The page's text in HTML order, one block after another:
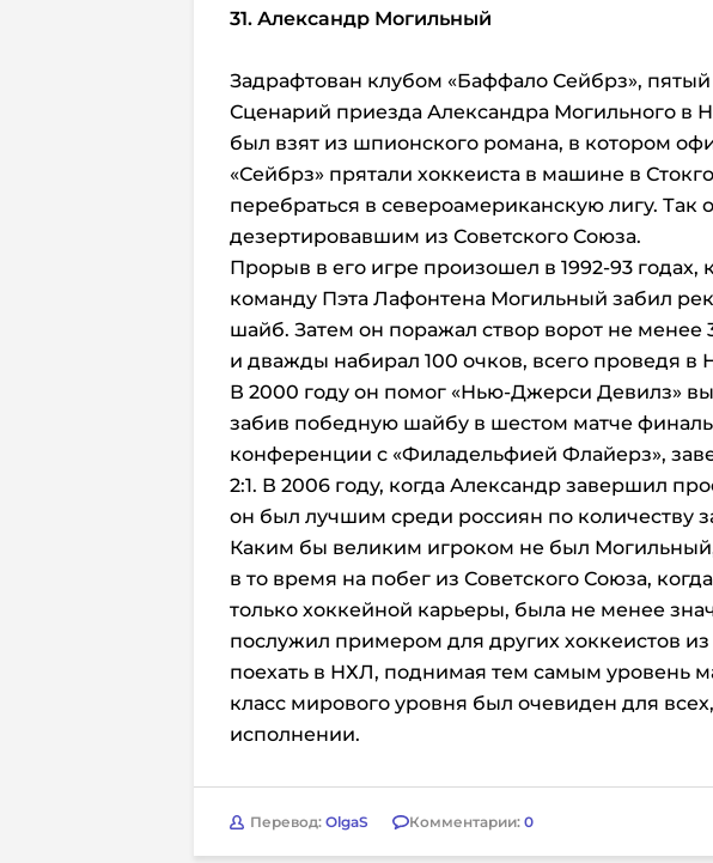
31. Александр Могильный
Задрафтован клубом «Баффало Сейбрз», пятый
Сценарий приезда Александра Могильного в
был взят из шпионского романа, в котором
«Сейбрз» прятали хоккеиста в машине в
перебраться в североамериканскую лигу. Так
дезертировавшим из Советского Союза.
Прорыв в его игре произошел в 1992-93 годах,
команду Пэта Лафонтена Могильный забил
шайб. Затем он поражал створ ворот не менее
и дважды набирал 100 очков, всего проведя в
В 2000 году он помог «Нью-Джерси Девилз»
забив победную шайбу в шестом матче
конференции с «Филадельфией Флайерз»,
2:1. В 2006 году, когда Александр завершил
он был лучшим среди россиян по количеству
Каким бы великим игроком не был
в то время на побег из Советского Союза,
только хоккейной карьеры, была не менее
послужил примером для других хоккеистов
поехать в НХЛ, поднимая тем самым уровень
класс мирового уровня был очевиден для
исполнении.
Перевод: OlgaS Комментарии: 0